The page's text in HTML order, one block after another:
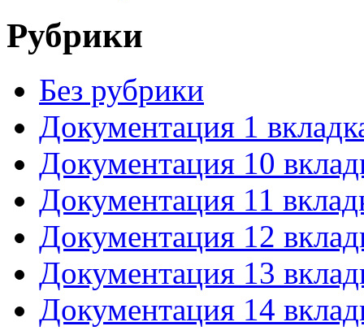
Рубрики
Без рубрики
Документация 1
Документация 10
Документация 11
Документация 12
Документация 13
Документация 14